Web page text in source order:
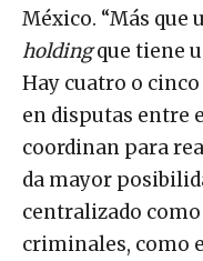
México. “Más que
holdingque tiene
Hay cuatro o
en disputas entre
coordinan para
da mayor
centralizado
criminales, como